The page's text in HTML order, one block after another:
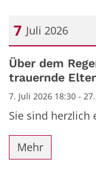
7 Juli 2026
Datum: 7. Juli 2026
Über dem
trauernde
7. Juli 2026 18:30 -
Sie sind herzlich
Mehr